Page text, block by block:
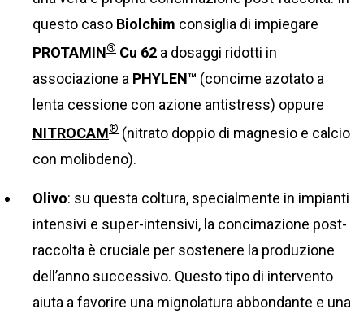
questo caso Biolchim consiglia di impiegare
PROTAMIN® Cu 62 a dosaggi ridotti in
associazione a PHYLEN™ (concime azotato a
lenta cessione con azione antistress) oppure
NITROCAM® (nitrato doppio di magnesio e calcio
con molibdeno).
Olivo: su questa coltura, specialmente in impianti
intensivi e super-intensivi, la concimazione post-
raccolta è cruciale per sostenere la produzione
dell’anno successivo. Questo tipo di intervento
aiuta a favorire una mignolatura abbondante e una